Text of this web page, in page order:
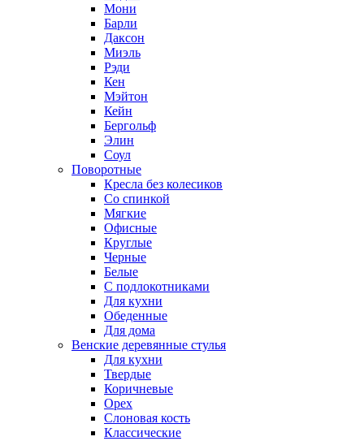
Мони
Барли
Даксон
Миэль
Рэди
Кен
Мэйтон
Кейн
Бергольф
Элин
Соул
Поворотные
Кресла без колесиков
Со спинкой
Мягкие
Офисные
Круглые
Черные
Белые
С подлокотниками
Для кухни
Обеденные
Для дома
Венские деревянные стулья
Для кухни
Твердые
Коричневые
Орех
Слоновая кость
Классические